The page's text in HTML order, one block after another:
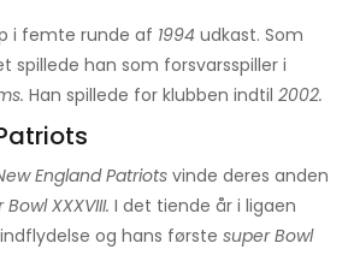
i femte runde af 1994 udkast. Som
spillede han som forsvarsspiller i
Han spillede for klubben indtil 2002.
England Patriots vinde deres anden
XXXVIII. I det tiende år i ligaen
og hans første super Bowl